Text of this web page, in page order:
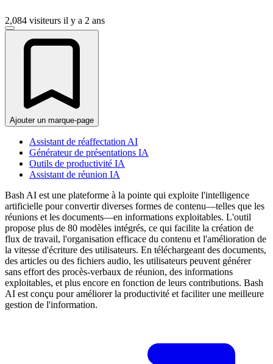
2,084 visiteurs il y a 2 ans
Ajouter un marque-page
Assistant de réaffectation AI
Générateur de présentations IA
Outils de productivité IA
Assistant de réunion IA
Bash AI est une plateforme à la pointe qui exploite l'intelligence
artificielle pour convertir diverses formes de contenu—telles que les
réunions et les documents—en informations exploitables. L'outil
propose plus de 80 modèles intégrés, ce qui facilite la création de
flux de travail, l'organisation efficace du contenu et l'amélioration de
la vitesse d'écriture des utilisateurs. En téléchargeant des documents,
des articles ou des fichiers audio, les utilisateurs peuvent générer
sans effort des procès-verbaux de réunion, des informations
exploitables, et plus encore en fonction de leurs contributions. Bash
AI est conçu pour améliorer la productivité et faciliter une meilleure
gestion de l'information.